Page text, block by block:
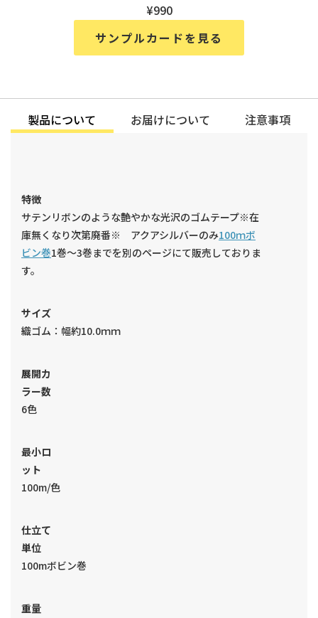
¥990
サンプルカードを見る
製品について お届けについて 注意事項
特徴
サテンリボンのような艶やかな光沢のゴムテープ※在
庫無くなり次第廃番※ アクアシルバーのみ100ｍボ
ビン巻1巻～3巻までを別のページにて販売しておりま
す。
サイズ
織ゴム：幅約10.0ｍｍ
展開カ
ラー数
6色
最小ロ
ット
100m/色
仕立て
単位
100mボビン巻
重量